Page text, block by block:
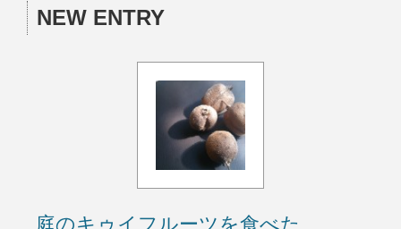
NEW ENTRY
庭のキゥイフルーツを食べた